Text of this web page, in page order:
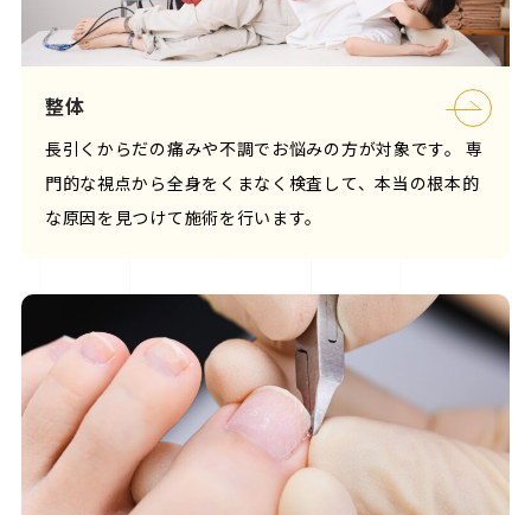
整体
長引くからだの痛みや不調でお悩みの方が対象です。 専
門的な視点から全身をくまなく検査して、本当の根本的
な原因を見つけて施術を行います。